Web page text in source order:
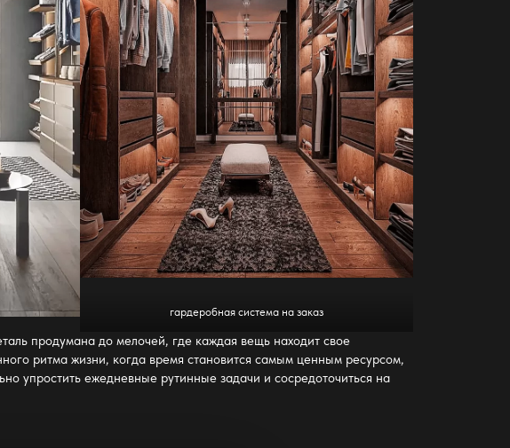
гардеробная система на заказ
продумана до мелочей, где каждая вещь находит свое
ритма жизни, когда время становится самым ценным ресурсом,
упростить ежедневные рутинные задачи и сосредоточиться на